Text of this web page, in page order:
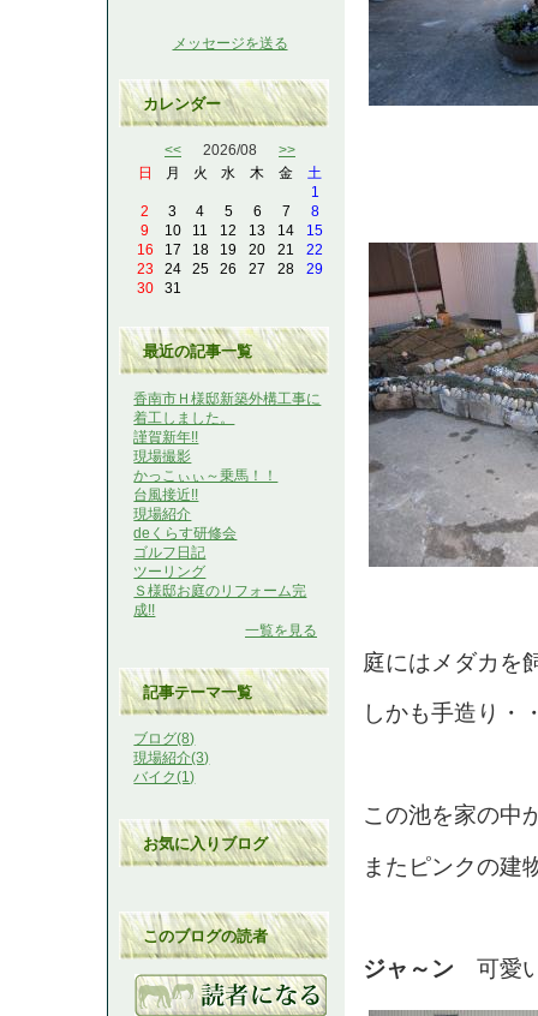
庭にはメダカを
しかも手造り・
この池を家の中
またピンクの建
ジャ～ン 可愛
メッセージを送る
カレンダー
<< 2026/08 >>
日
月 火 水 木 金
土
1
2
3 4 5 6 7
8
9
10 11 12 13 14
15
16
17 18 19 20 21
22
23
24 25 26 27 28
29
30
31
最近の記事一覧
香南市Ｈ様邸新築外構工事に
着工しました。
謹賀新年!!
現場撮影
かっこぃぃ～乗馬！！
台風接近!!
現場紹介
deくらす研修会
ゴルフ日記
ツーリング
Ｓ様邸お庭のリフォーム完
成!!
一覧を見る
記事テーマ一覧
ブログ(8)
現場紹介(3)
バイク(1)
お気に入りブログ
このブログの読者